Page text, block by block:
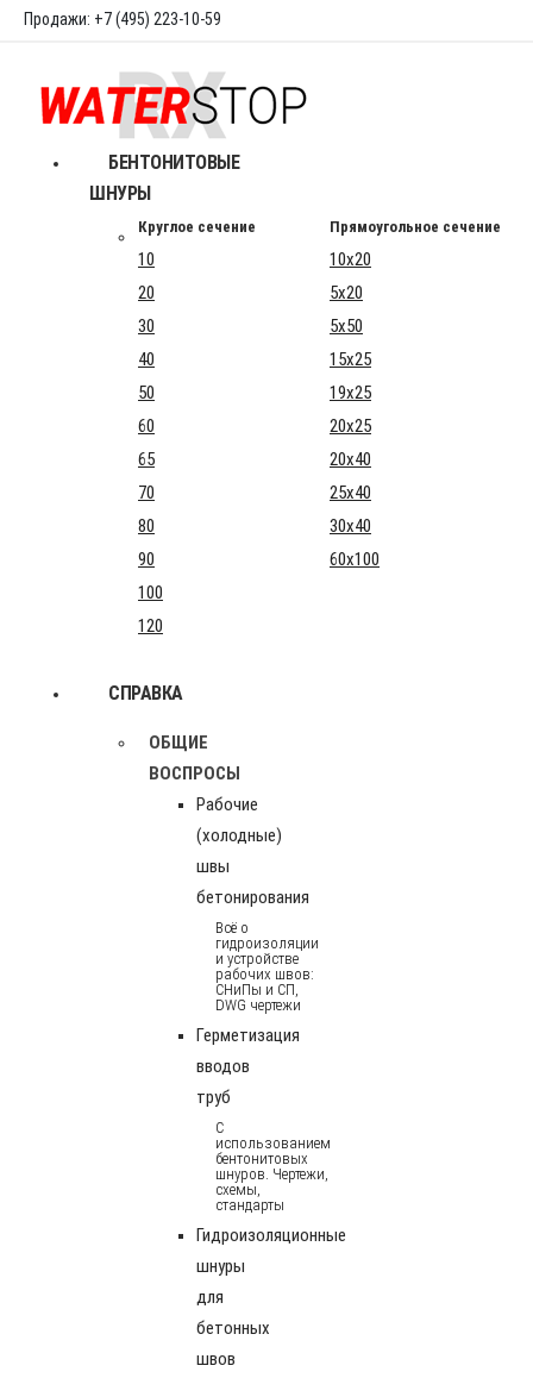
Продажи: +7 (495) 223-10-59
БЕНТОНИТОВЫЕ
ШНУРЫ
Круглое сечение Прямоугольное сечение
10
10x20
20
5x20
30
5x50
40
15x25
50
19x25
60
20x25
65
20x40
70
25x40
80
30x40
90
60x100
100
120
СПРАВКА
ОБЩИЕ
ВОСПРОСЫ
Рабочие
(холодные)
швы
бетонирования
Всё о
гидроизоляции
и устройстве
рабочих швов:
СНиПы и СП,
DWG чертежи
Герметизация
вводов
труб
С
использованием
бентонитовых
шнуров. Чертежи,
схемы,
стандарты
Гидроизоляционные
шнуры
для
бетонных
швов